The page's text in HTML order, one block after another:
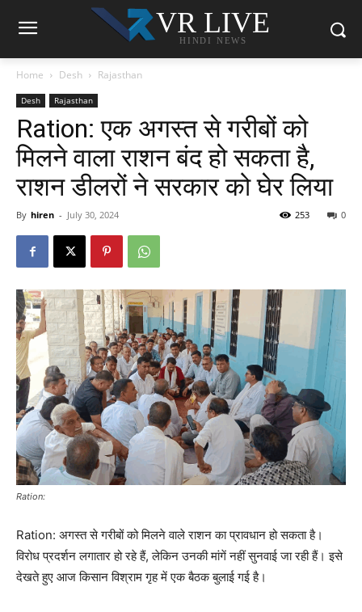
VR LIVE
HINDI NEWS
Home Desh Rajasthan
Desh Rajasthan
Ration: एक अगस्त से गरीबों को
मिलने वाला राशन बंद हो सकता है,
राशन डीलरों ने सरकार को घेर लिया
By hiren - July 30, 2024 0
253
Ration:
Ration: अगस्त से गरीबों को मिलने वाले राशन का प्रावधान हो सकता है।
विरोध प्रदर्शन लगातार हो रहे हैं, लेकिन उनकी मांगें नहीं सुनवाई जा रही हैं। इसे
देखते हुए आज किसान विश्राम गृह में एक बैठक बुलाई गई है।